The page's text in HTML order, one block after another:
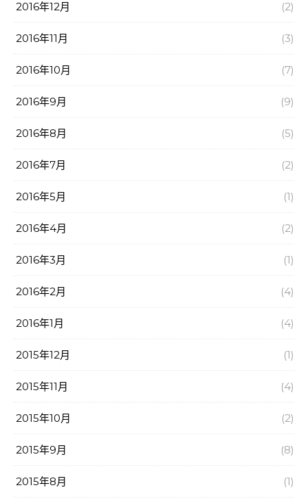
2016年12月 (2)
2016年11月 (3)
2016年10月 (7)
2016年9月 (9)
2016年8月 (5)
2016年7月 (2)
2016年5月 (1)
2016年4月 (2)
2016年3月 (1)
2016年2月 (4)
2016年1月 (4)
2015年12月 (1)
2015年11月 (4)
2015年10月 (2)
2015年9月 (8)
2015年8月 (1)